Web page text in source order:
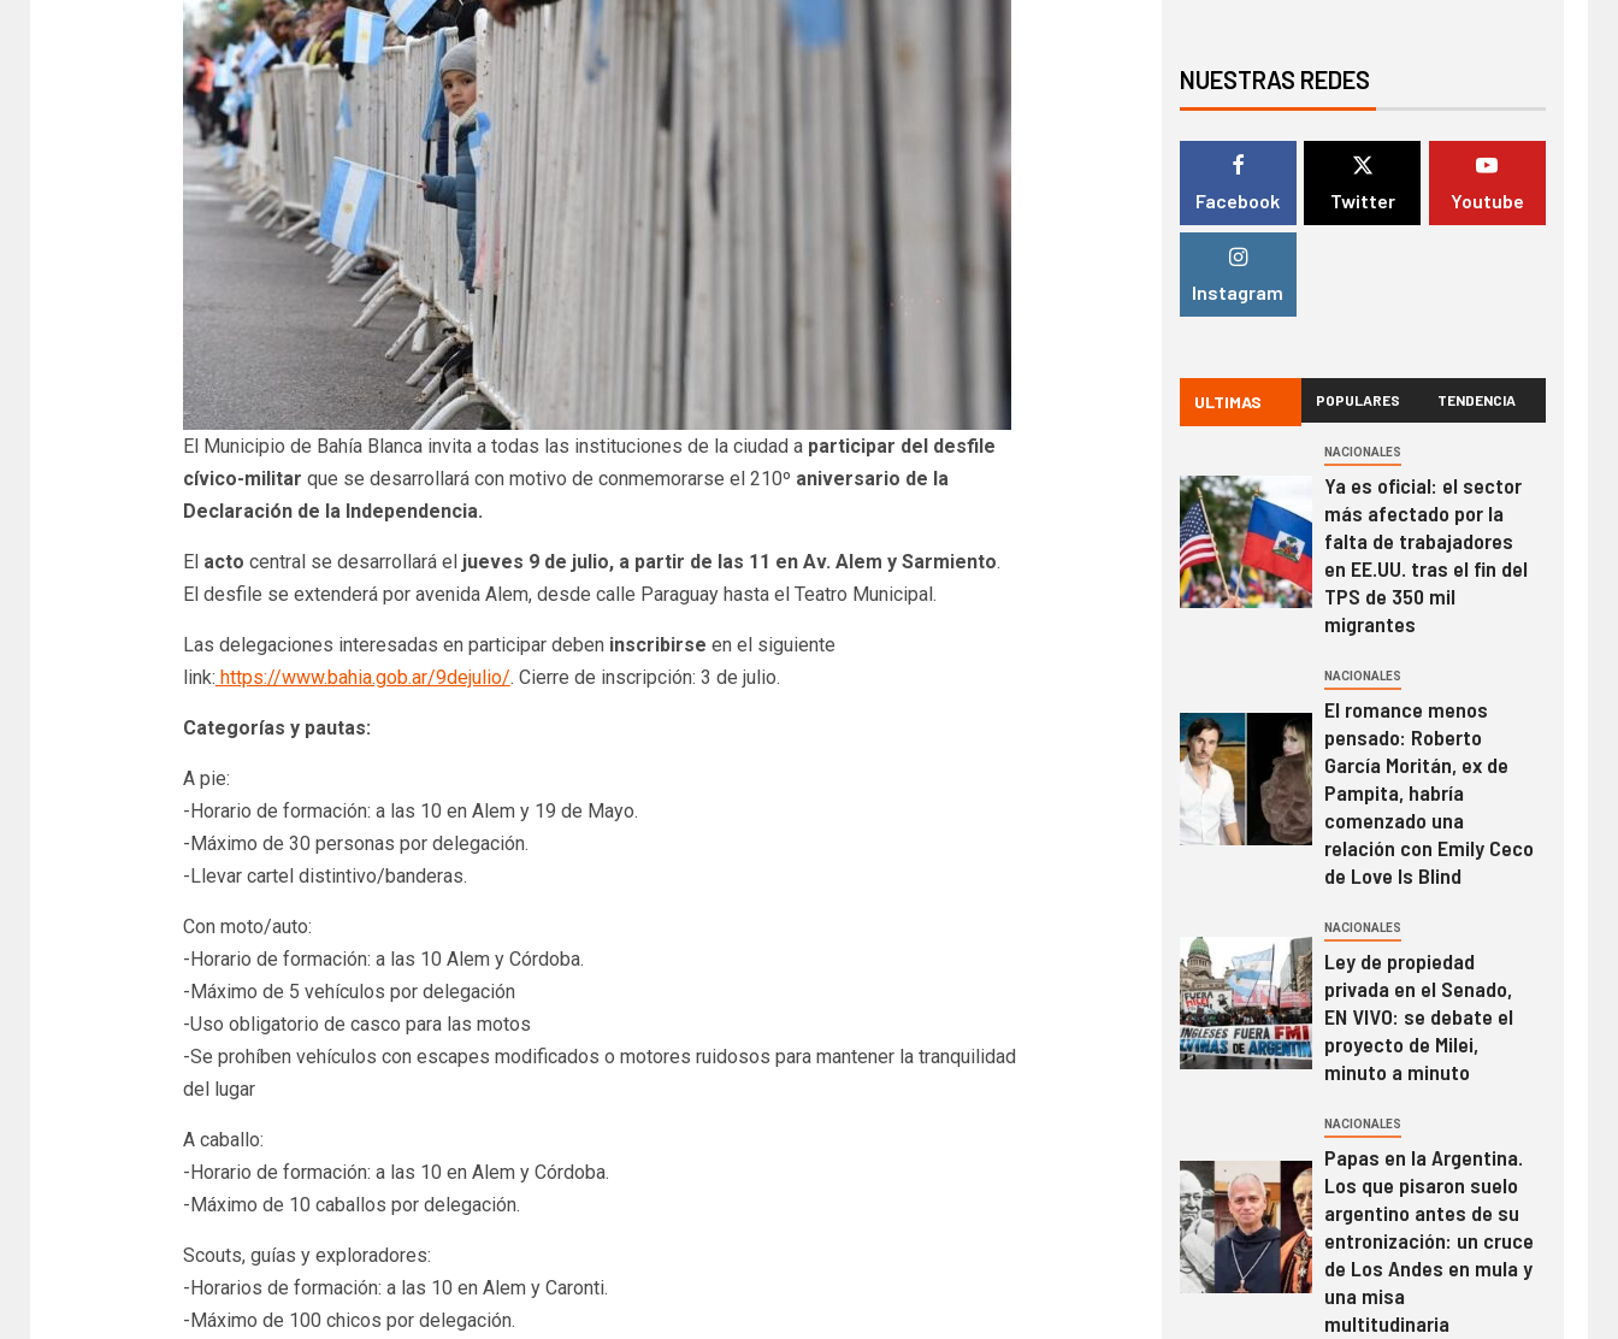
El Municipio de Bahía Blanca invita a todas las instituciones de la ciudad a participar del desfile
cívico-militar que se desarrollará con motivo de conmemorarse el 210º aniversario de la
Declaración de la Independencia.
El acto central se desarrollará el jueves 9 de julio, a partir de las 11 en Av. Alem y Sarmiento.
El desfile se extenderá por avenida Alem, desde calle Paraguay hasta el Teatro Municipal.
Las delegaciones interesadas en participar deben inscribirse en el siguiente
link: https://www.bahia.gob.ar/9dejulio/. Cierre de inscripción: 3 de julio.
Categorías y pautas:
A pie:
-Horario de formación: a las 10 en Alem y 19 de Mayo.
-Máximo de 30 personas por delegación.
-Llevar cartel distintivo/banderas.
Con moto/auto:
-Horario de formación: a las 10 Alem y Córdoba.
-Máximo de 5 vehículos por delegación
-Uso obligatorio de casco para las motos
-Se prohíben vehículos con escapes modificados o motores ruidosos para mantener la tranquilidad
del lugar
A caballo:
-Horario de formación: a las 10 en Alem y Córdoba.
-Máximo de 10 caballos por delegación.
Scouts, guías y exploradores:
-Horarios de formación: a las 10 en Alem y Caronti.
-Máximo de 100 chicos por delegación.
NUESTRAS REDES
Facebook Twitter Youtube
Instagram
ULTIMAS POPULARES TENDENCIA
NACIONALES
Ya es oficial: el sector
más afectado por la
falta de trabajadores
en EE.UU. tras el fin del
TPS de 350 mil
migrantes
NACIONALES
El romance menos
pensado: Roberto
García Moritán, ex de
Pampita, habría
comenzado una
relación con Emily Ceco
de Love Is Blind
NACIONALES
Ley de propiedad
privada en el Senado,
EN VIVO: se debate el
proyecto de Milei,
minuto a minuto
NACIONALES
Papas en la Argentina.
Los que pisaron suelo
argentino antes de su
entronización: un cruce
de Los Andes en mula y
una misa
multitudinaria